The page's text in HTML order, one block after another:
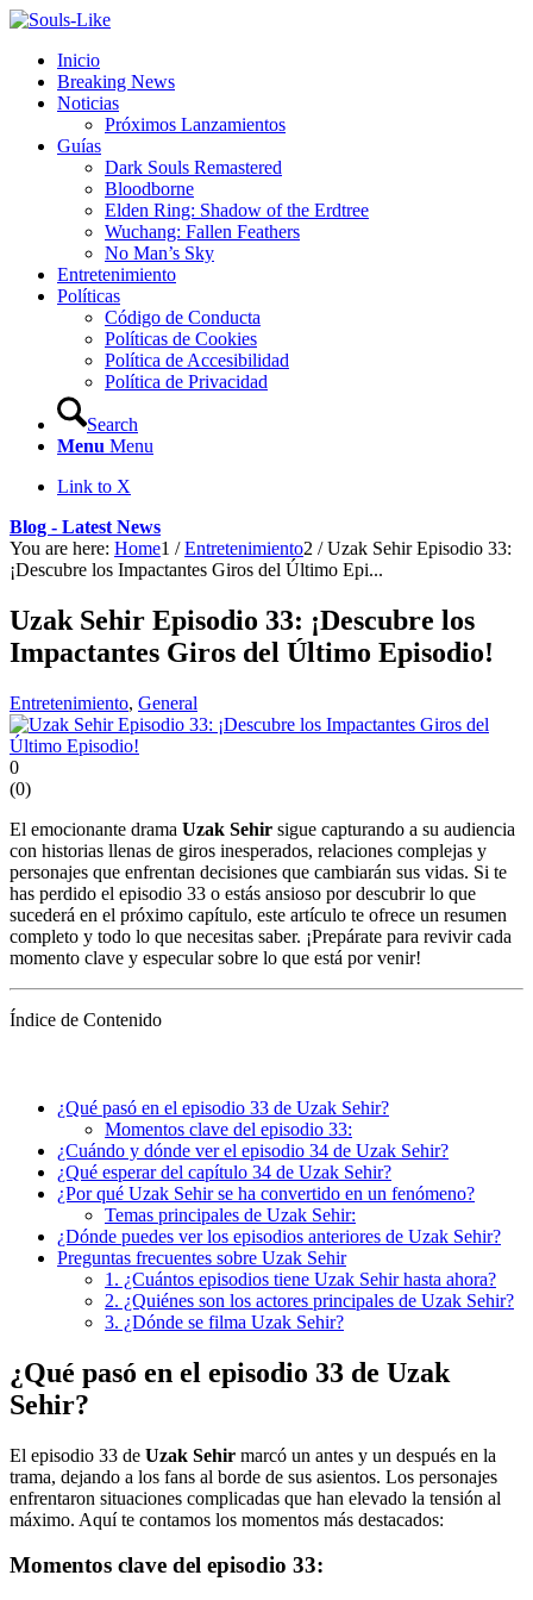
Inicio
Breaking News
Noticias
Próximos Lanzamientos
Guías
Dark Souls Remastered
Bloodborne
Elden Ring: Shadow of the Erdtree
Wuchang: Fallen Feathers
No Man’s Sky
Entretenimiento
Políticas
Código de Conducta
Políticas de Cookies
Política de Accesibilidad
Política de Privacidad
Search
Menu Menu
Link to X
Blog - Latest News
You are here: Home1 / Entretenimiento2 / Uzak Sehir Episodio 33:
¡Descubre los Impactantes Giros del Último Epi...
Uzak Sehir Episodio 33: ¡Descubre los
Impactantes Giros del Último Episodio!
Entretenimiento, General
0
(0)
El emocionante drama Uzak Sehir sigue capturando a su audiencia
con historias llenas de giros inesperados, relaciones complejas y
personajes que enfrentan decisiones que cambiarán sus vidas. Si te
has perdido el episodio 33 o estás ansioso por descubrir lo que
sucederá en el próximo capítulo, este artículo te ofrece un resumen
completo y todo lo que necesitas saber. ¡Prepárate para revivir cada
momento clave y especular sobre lo que está por venir!
Índice de Contenido
¿Qué pasó en el episodio 33 de Uzak Sehir?
Momentos clave del episodio 33:
¿Cuándo y dónde ver el episodio 34 de Uzak Sehir?
¿Qué esperar del capítulo 34 de Uzak Sehir?
¿Por qué Uzak Sehir se ha convertido en un fenómeno?
Temas principales de Uzak Sehir:
¿Dónde puedes ver los episodios anteriores de Uzak Sehir?
Preguntas frecuentes sobre Uzak Sehir
1. ¿Cuántos episodios tiene Uzak Sehir hasta ahora?
2. ¿Quiénes son los actores principales de Uzak Sehir?
3. ¿Dónde se filma Uzak Sehir?
¿Qué pasó en el episodio 33 de Uzak
Sehir?
El episodio 33 de Uzak Sehir marcó un antes y un después en la
trama, dejando a los fans al borde de sus asientos. Los personajes
enfrentaron situaciones complicadas que han elevado la tensión al
máximo. Aquí te contamos los momentos más destacados:
Momentos clave del episodio 33: